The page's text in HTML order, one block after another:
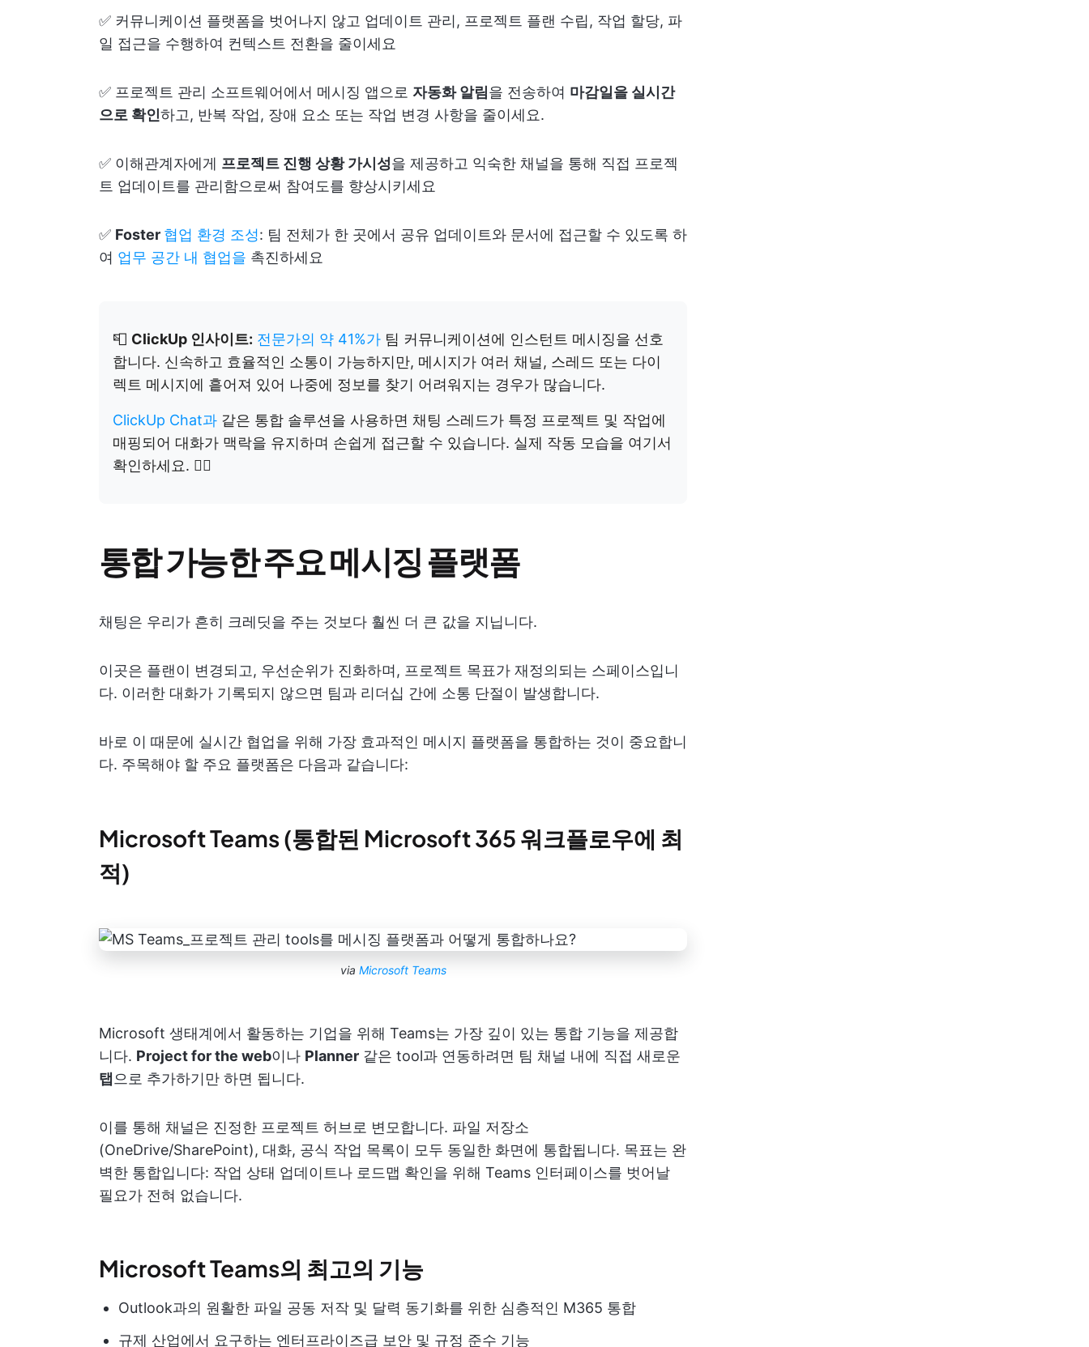
✅ 커뮤니케이션 플랫폼을 벗어나지 않고 업데이트 관리, 프로젝트 플랜 수립, 작업 할당, 파
일 접근을 수행하여 컨텍스트 전환을 줄이세요
✅ 프로젝트 관리 소프트웨어에서 메시징 앱으로 자동화 알림을 전송하여 마감일을 실시간
으로 확인하고, 반복 작업, 장애 요소 또는 작업 변경 사항을 줄이세요.
✅ 이해관계자에게 프로젝트 진행 상황 가시성을 제공하고 익숙한 채널을 통해 직접 프로젝
트 업데이트를 관리함으로써 참여도를 향상시키세요
✅ Foster 협업 환경 조성: 팀 전체가 한 곳에서 공유 업데이트와 문서에 접근할 수 있도록 하
여 업무 공간 내 협업을 촉진하세요
📮 ClickUp 인사이트: 전문가의 약 41%가 팀 커뮤니케이션에 인스턴트 메시징을 선호
합니다. 신속하고 효율적인 소통이 가능하지만, 메시지가 여러 채널, 스레드 또는 다이
렉트 메시지에 흩어져 있어 나중에 정보를 찾기 어려워지는 경우가 많습니다.
ClickUp Chat과 같은 통합 솔루션을 사용하면 채팅 스레드가 특정 프로젝트 및 작업에
매핑되어 대화가 맥락을 유지하며 손쉽게 접근할 수 있습니다. 실제 작동 모습을 여기서
확인하세요. 👇🏼
통합 가능한 주요 메시징 플랫폼
채팅은 우리가 흔히 크레딧을 주는 것보다 훨씬 더 큰 값을 지닙니다.
이곳은 플랜이 변경되고, 우선순위가 진화하며, 프로젝트 목표가 재정의되는 스페이스입니
다. 이러한 대화가 기록되지 않으면 팀과 리더십 간에 소통 단절이 발생합니다.
바로 이 때문에 실시간 협업을 위해 가장 효과적인 메시지 플랫폼을 통합하는 것이 중요합니
다. 주목해야 할 주요 플랫폼은 다음과 같습니다:
Microsoft Teams (통합된 Microsoft 365 워크플로우에 최
적)
via Microsoft Teams
Microsoft 생태계에서 활동하는 기업을 위해 Teams는 가장 깊이 있는 통합 기능을 제공합
니다. Project for the web이나 Planner 같은 tool과 연동하려면 팀 채널 내에 직접 새로운
탭 으로 추가하기만 하면 됩니다.
이를 통해 채널은 진정한 프로젝트 허브로 변모합니다. 파일 저장소
(OneDrive/SharePoint), 대화, 공식 작업 목록이 모두 동일한 화면에 통합됩니다. 목표는 완
벽한 통합입니다: 작업 상태 업데이트나 로드맵 확인을 위해 Teams 인터페이스를 벗어날
필요가 전혀 없습니다.
Microsoft Teams의 최고의 기능
Outlook과의 원활한 파일 공동 저작 및 달력 동기화를 위한 심층적인 M365 통합
규제 산업에서 요구하는 엔터프라이즈급 보안 및 규정 준수 기능